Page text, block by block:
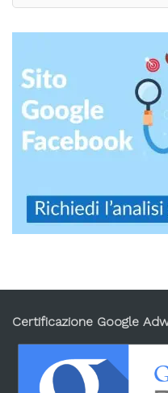
Certificazione Google